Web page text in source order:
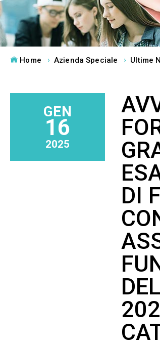
Home Azienda Speciale Ultime
GEN
16
2025
DI